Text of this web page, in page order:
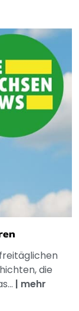
die
| mehr